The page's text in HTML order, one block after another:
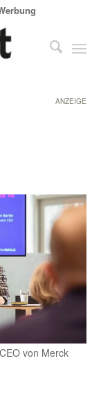
ANZEIGE
von Merck